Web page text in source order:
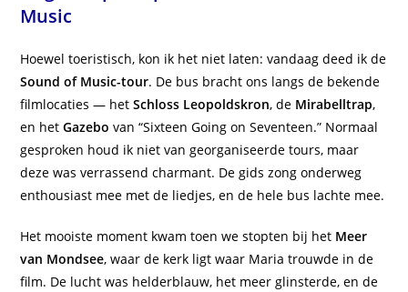
Music
Hoewel toeristisch, kon ik het niet laten: vandaag deed ik de
Sound of Music-tour. De bus bracht ons langs de bekende
filmlocaties — hetSchloss Leopoldskron, de Mirabelltrap,
en hetGazebo van “Sixteen Going on Seventeen.” Normaal
gesproken houd ik niet van georganiseerde tours, maar
deze was verrassend charmant. De gids zong onderweg
enthousiast mee met de liedjes, en de hele bus lachte mee.
Het mooiste moment kwam toen we stopten bij het Meer
van Mondsee, waar de kerk ligt waar Maria trouwde in de
film. De lucht was helderblauw, het meer glinsterde, en de